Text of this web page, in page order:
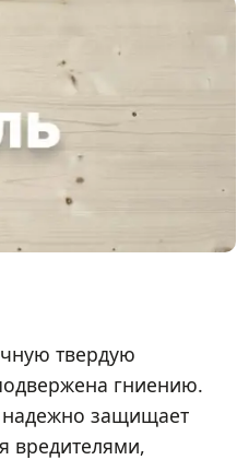
твердую
гниению.
защищает
вредителями,